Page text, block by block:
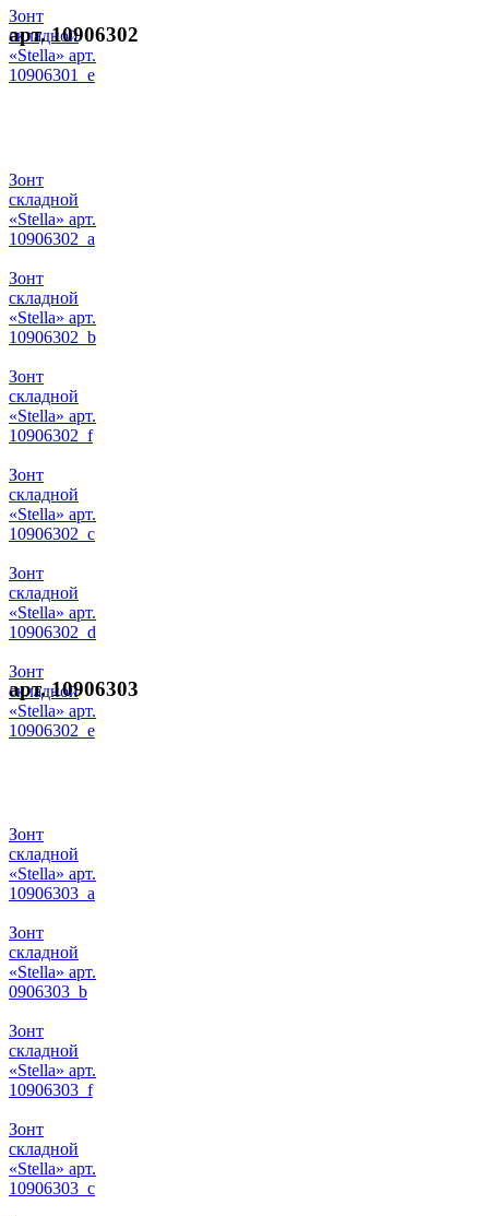
Зонт
складной
«Stella» арт.
10906301_e
арт. 10906302
Зонт
складной
«Stella» арт.
10906302_a
Зонт
складной
«Stella» арт.
10906302_b
Зонт
складной
«Stella» арт.
10906302_f
Зонт
складной
«Stella» арт.
10906302_c
Зонт
складной
«Stella» арт.
10906302_d
Зонт
складной
«Stella» арт.
10906302_e
арт. 10906303
Зонт
складной
«Stella» арт.
10906303_a
Зонт
складной
«Stella» арт.
0906303_b
Зонт
складной
«Stella» арт.
10906303_f
Зонт
складной
«Stella» арт.
10906303_c